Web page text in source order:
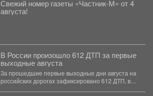
Свежий номер газеты «Частник‑М» от 4
августа!
В России произошло 612 ДТП за первые
выходные августа
За прошедшие первые выходные дни августа на
российских дорогах зафиксировано 612 ДТП, в